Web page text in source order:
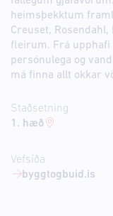
heimsþekktum
Creuset, Rosendahl,
fleirum. Frá upphafi
persónulega og
má finna allt okkar
Staðsetning
1. hæð
Vefsíða
byggtogbuid.is